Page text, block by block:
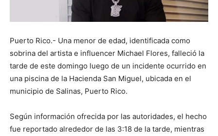
Puerto Rico.- Una menor de edad, identificada como
sobrina del artista e influencer Michael Flores, falleció la
tarde de este domingo luego de un incidente ocurrido en
una piscina de la Hacienda San Miguel, ubicada en el
municipio de Salinas, Puerto Rico.
Según información ofrecida por las autoridades, el hecho
fue reportado alrededor de las 3:18 de la tarde, mientras